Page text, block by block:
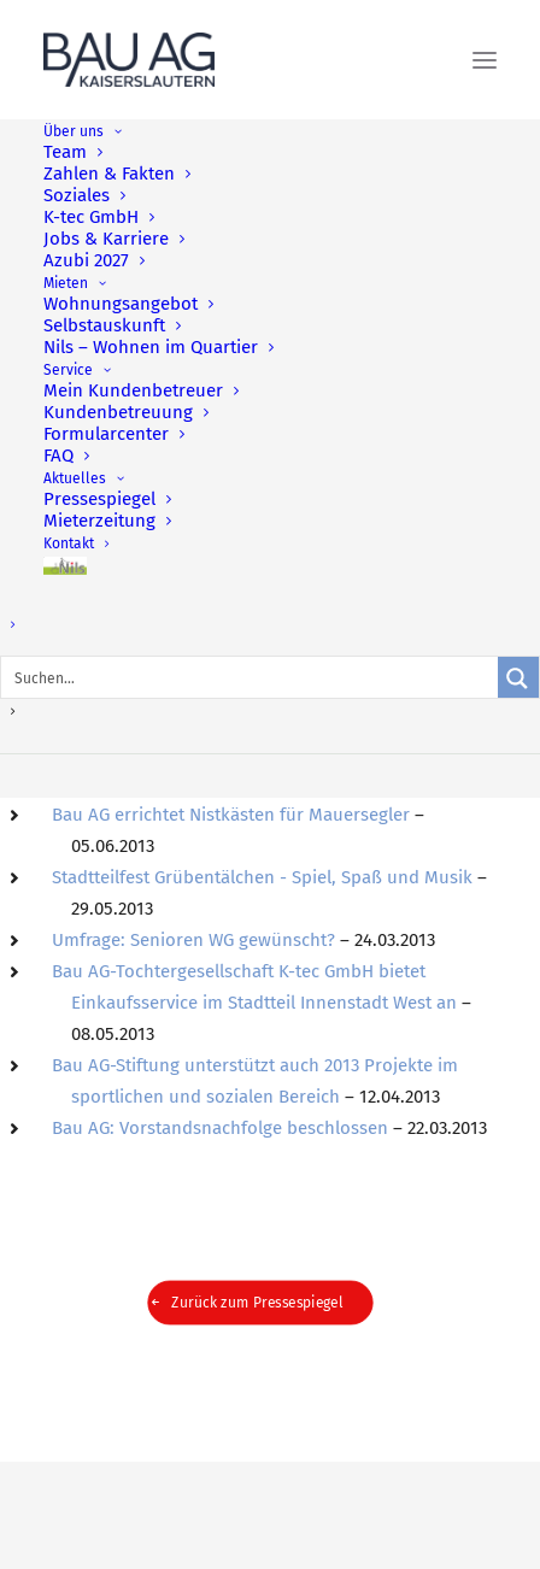
Über uns
Team
Zahlen & Fakten
Soziales
K-tec GmbH
Jobs & Karriere
Azubi 2027
Mieten
Wohnungsangebot
Selbstauskunft
Nils – Wohnen im Quartier
Service
Mein Kundenbetreuer
Kundenbetreuung
Formularcenter
FAQ
Aktuelles
Pressespiegel
Mieterzeitung
Kontakt
im
Pressespiegel 2013
Alle Pressemitteilungen
vom Jahr 2013 auf einen Blick!
Bau AG blickt positiv in die Zukunft– 29.08.2013
Thomas Bauer unterzeichnet seinen Dienstvertrag als
Bau AG errichtet Nistkästen für Mauersegler–
05.06.2013
Stadtteilfest Grübentälchen - Spiel, Spaß und Musik–
29.05.2013
Umfrage: Senioren WG gewünscht?– 24.03.2013
Bau AG-Tochtergesellschaft K-tec GmbH bietet
Einkaufsservice im Stadtteil Innenstadt West an –
08.05.2013
Bau AG-Stiftung unterstützt auch 2013 Projekte im
sportlichen und sozialen Bereich – 12.04.2013
Bau AG: Vorstandsnachfolge beschlossen – 22.03.2013
Zurück zum Pressespiegel